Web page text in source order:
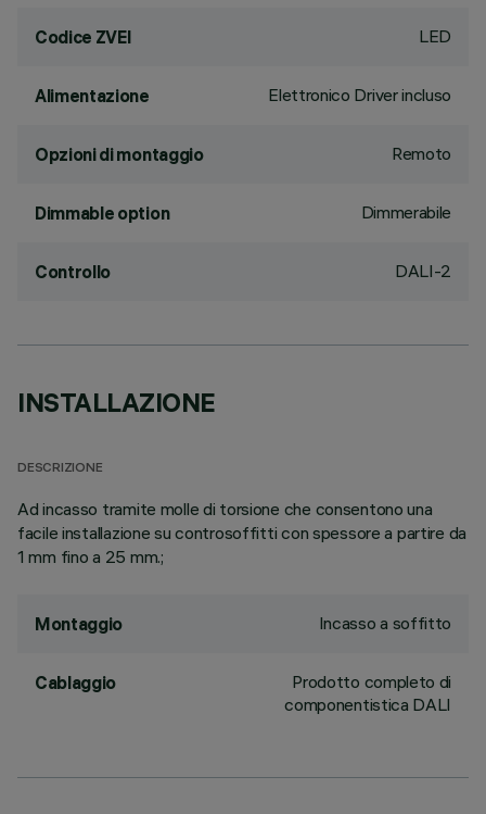
Codice ZVEI LED
Alimentazione Elettronico Driver incluso
Opzioni di montaggio Remoto
Dimmable option Dimmerabile
Controllo DALI-2
INSTALLAZIONE
DESCRIZIONE
Ad incasso tramite molle di torsione che consentono una
facile installazione su controsoffitti con spessore a partire da
1 mm fino a 25 mm.;
Montaggio Incasso a soffitto
Cablaggio
Prodotto completo di
componentistica DALI